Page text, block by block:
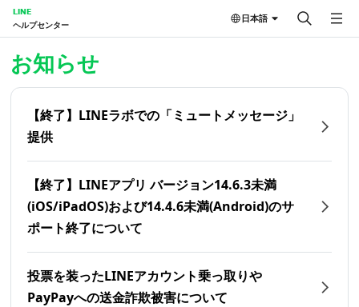
LINE
ヘルプセンター
日本語
お知らせ
【終了】LINEラボでの「ミュートメッセージ」
提供
【終了】LINEアプリ バージョン14.6.3未満
(iOS/iPadOS)および14.4.6未満(Android)のサ
ポート終了について
投票を装ったLINEアカウント乗っ取りや
PayPayへの送金詐欺被害について